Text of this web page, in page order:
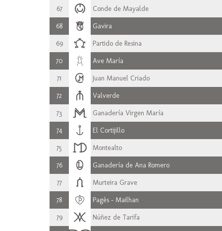
67 Conde de Mayalde
68 Gavira
69 Partido de Resina
70 Ave María
71 Juan Manuel Criado
72 Valverde
73 Ganadería Virgen María
74 El Cortijillo
75 Montealto
76 Ganadería de Ana Romero
77 Murteira Grave
78 Pagès - Mailhan
79 Núñez de Tarifa